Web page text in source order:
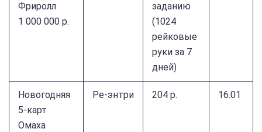
Фриролл
1 000 000 р.
заданию
(1024
рейковые
руки за 7
дней)
Новогодняя
5-карт
Омаха
Ре-энтри 204 р. 16.01